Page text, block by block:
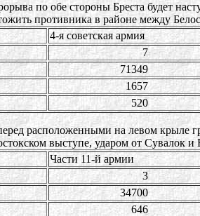
по обе стороны Бреста будет
противника в районе между
4-я советская армия
7
71349
1657
520
расположенными на левом
выступе, ударом от Сувалок
Части 11-й армии
3
34700
646